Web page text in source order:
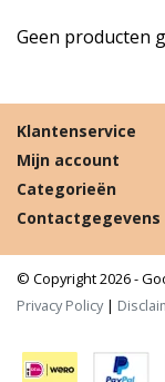
Geen producten
Klantenservice
Mijn account
Categorieën
Contactgegevens
© Copyright 2026 -
Privacy Policy|